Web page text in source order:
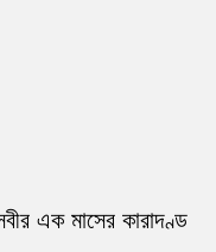
এক মাসের কারাদণ্ড